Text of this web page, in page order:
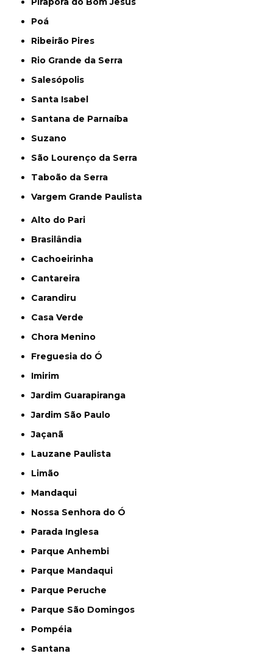
Poá
Ribeirão Pires
Rio Grande da Serra
Salesópolis
Santa Isabel
Santana de Parnaíba
Suzano
São Lourenço da Serra
Taboão da Serra
Vargem Grande Paulista
Alto do Pari
Brasilândia
Cachoeirinha
Cantareira
Carandiru
Casa Verde
Chora Menino
Freguesia do Ó
Imirim
Jardim Guarapiranga
Jardim São Paulo
Jaçanã
Lauzane Paulista
Limão
Mandaqui
Nossa Senhora do Ó
Parada Inglesa
Parque Anhembi
Parque Mandaqui
Parque Peruche
Parque São Domingos
Pompéia
Santana